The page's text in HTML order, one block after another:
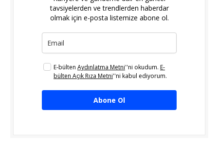
tavsiyelerden ve trendlerden haberdar
olmak için e-posta listemize abone ol.
E-bülten Aydınlatma Metni''ni okudum. E-
bülten Açık Rıza Metni''ni kabul ediyorum.
Abone Ol